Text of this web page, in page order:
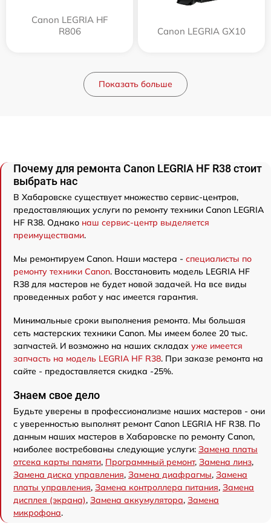
Canon LEGRIA HF
R806
Canon LEGRIA GX10
Показать больше
Почему для ремонта Canon LEGRIA HF R38 стоит
выбрать нас
В Хабаровске существует множество сервис-центров,
предоставляющих услуги по ремонту техники Canon LEGRIA
HF R38. Однако наш сервис-центр выделяется
преимуществами.
Мы ремонтируем Canon. Наши мастера - специалисты по
ремонту техники Canon. Восстановить модель LEGRIA HF
R38 для мастеров не будет новой задачей. На все виды
проведенных работ у нас имеется гарантия.
Минимальные сроки выполнения ремонта. Мы большая
сеть мастерских техники Canon. Мы имеем более 20 тыс.
запчастей. И возможно на наших складах уже имеется
запчасть на модель LEGRIA HF R38. При заказе ремонта на
сайте - предоставляется скидка -25%.
Знаем свое дело
Будьте уверены в профессионализме наших мастеров - они
с уверенностью выполнят ремонт Canon LEGRIA HF R38. По
данным наших мастеров в Хабаровске по ремонту Canon,
наиболее востребованы следующие услуги: Замена платы
отсека карты памяти, Программный ремонт, Замена линз,
Замена диска управления, Замена диафрагмы, Замена
платы управления, Замена контроллера питания, Замена
дисплея (экрана), Замена аккумулятора, Замена
микрофона.